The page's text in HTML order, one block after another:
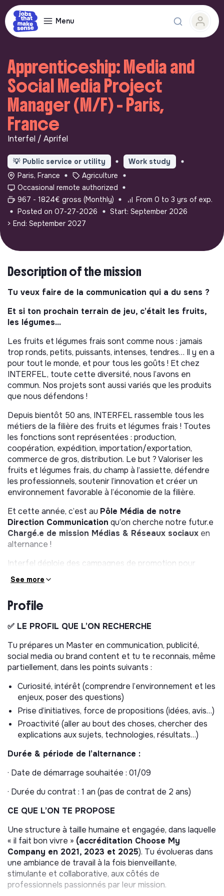
Menu
Apprenticeship: Media and
Social Media Project
Manager (M/F) - Paris,
France
Interfel / Aprifel
💡 Public service or utility
Work study
Paris, France
Agriculture
Occasional remote authorized
967 - 1824€ gross (Monthly)
From 0 to 3 yrs of exp.
Posted on 07-27-2026
Start: September 2026
> End: September 2027
Description of the mission
Tu veux faire de la communication qui a du sens ?
Et si ton prochain terrain de jeu, c’était les fruits,
les légumes…
Les fruits et légumes frais sont comme nous : jamais
trop ronds, petits, puissants, intenses, tendres… Il y en a
pour tout le monde, et pour tous les goûts ! Et chez
INTERFEL, toute cette diversité, nous l’avons en
commun. Nos projets sont aussi variés que les produits
que nous défendons !
Depuis bientôt 50 ans, INTERFEL rassemble tous les
métiers de la filière des fruits et légumes frais ! Toutes
les fonctions sont représentées : production,
coopération, expédition, importation/exportation,
commerce de gros, distribution. Le but ? Valoriser les
fruits et légumes frais, du champ à l’assiette, défendre
les professionnels, soutenir l’innovation et créer un
environnement favorable à l’économie de la filière.
Et cette année, c’est au Pôle Média de notre
Direction Communication qu’on cherche notre futur.e
Chargé.e de mission Médias & Réseaux sociaux en
alternance !
Interfel déploie des campagnes de promotion pour
dynamiser la consommation des fruits et légumes frais.
Le Pôle Médias, RS et Evaluation déploient ces
pilotant la création et la production, la planification
réalisées.
Le Pôle se compose de deux chefs de projet
Plurimédias, d’une cheffe de projet Social media, d’une
Chargée d’évaluation en alternance et d’un stagiaire
réseaux sociaux.
LES MISSIONS QUI TE SERONT CONFIEES
Tu contribueras à l’activité des chefs de projet du pôle.
Après un temps d’intégration solide, tu pourras conduire
certains projets médias ou brand content en autonomie
sous la supervision de ton tuteur.
Contribuer à la stratégie média au sein du Pôle :
· réaliser 1 à 2 fois par mois des veilles publicitaires et
social, et formuler des recommandations.
Gérer de campagnes médias, avec l’appui du tuteur :
s’approprier les objectifs stratégiques et les
messages-clés de la plateforme de communication,
See more
Profile
✅ LE PROFIL QUE L’ON RECHERCHE
Tu prépares un Master en communication, publicité,
social media ou brand content et tu te reconnais, même
partiellement, dans les points suivants :
Curiosité, intérêt (comprendre l’environnement et les
enjeux, poser des questions)
Prise d’initiatives, force de propositions (idées, avis…)
Proactivité (aller au bout des choses, chercher des
explications aux sujets, technologies, résultats…)
Durée & période de l’alternance :
· Date de démarrage souhaitée : 01/09
· Durée du contrat : 1 an (pas de contrat de 2 ans)
CE QUE L’ON TE PROPOSE
Une structure à taille humaine et engagée, dans laquelle
« il fait bon vivre » (accréditation Choose My
Company en 2021, 2023 et 2025). Tu évolueras dans
une ambiance de travail à la fois bienveillante,
stimulante et collaborative, aux côtés de
professionnels passionnés par leur mission.